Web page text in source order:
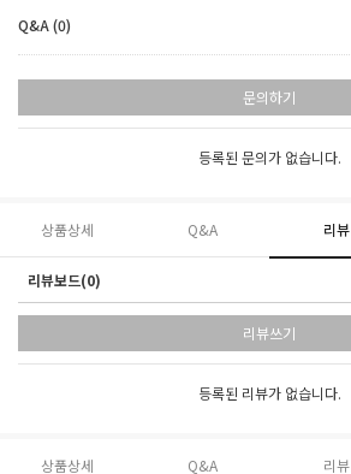
Q&A (0)
문의하기
등록된 문의가 없습니다.
상품상세 Q&A 리뷰
리뷰보드(0)
리뷰쓰기
등록된 리뷰가 없습니다.
상품상세 Q&A 리뷰